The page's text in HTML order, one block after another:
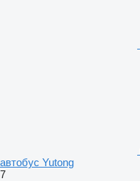
автобус Yutong
7